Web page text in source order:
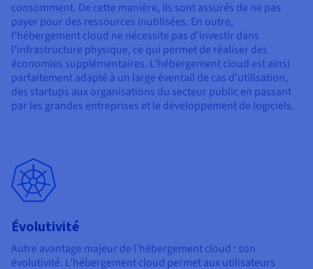
consomment. De cette manière, ils sont assurés de ne pas
payer pour des ressources inutilisées. En outre,
l’hébergement cloud ne nécessite pas d’investir dans
l’infrastructure physique, ce qui permet de réaliser des
économies supplémentaires. L’hébergement cloud est ainsi
parfaitement adapté à un large éventail de cas d’utilisation,
des startups aux organisations du secteur public en passant
par les grandes entreprises et le développement de logiciels.
Évolutivité
Autre avantage majeur de l’hébergement cloud : son
évolutivité. L’hébergement cloud permet aux utilisateurs